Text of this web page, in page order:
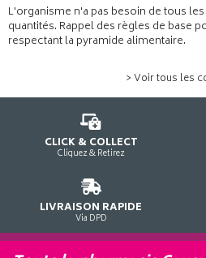
L'organisme n'a pas besoin de tous
quantités. Rappel des règles de base
respectant la pyramide alimentaire.
> Voir tous les
CLICK & COLLECT
Cliquez & Retirez
LIVRAISON RAPIDE
Via DPD